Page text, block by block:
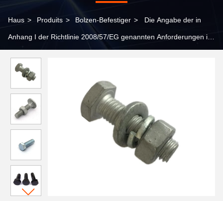
Haus > Produits > Bolzen-Befestiger > Die Angabe der in
Anhang I der Richtlinie 2008/57/EG genannten Anforderungen ist
Kohlenstoffstahl M5 bis M64 HDG schwarz UNC-Draht Typ
ISO9001 2008/TS16949 zertifiziert